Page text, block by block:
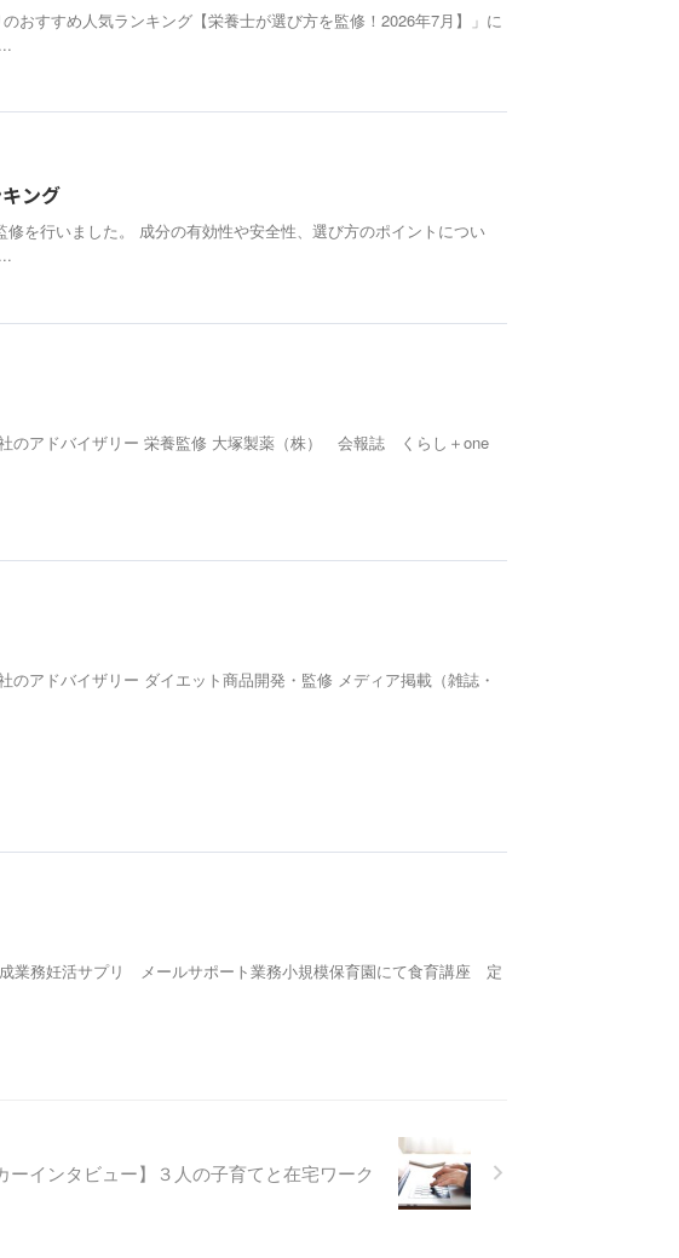
おすすめ人気ランキング【栄養士が選び方を監修！2026年7月】」に
ング
を行いました。 成分の有効性や安全性、選び方のポイントについ
のアドバイザリー 栄養監修 大塚製薬（株） 会報誌 くらし＋one
アドバイザリー ダイエット商品開発・監修 メディア掲載（雑誌・
業務妊活サプリ メールサポート業務小規模保育園にて食育講座 定
ーインタビュー】３人の子育てと在宅ワーク